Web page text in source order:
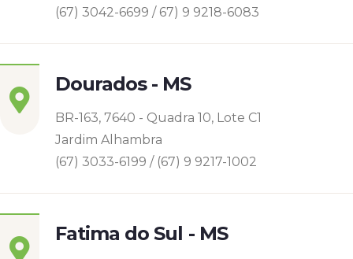
(67) 3042-6699 / 67) 9 9218-6083
Dourados - MS
BR-163, 7640 - Quadra 10, Lote C1
Jardim Alhambra
(67) 3033-6199 / (67) 9 9217-1002
Fatima do Sul - MS